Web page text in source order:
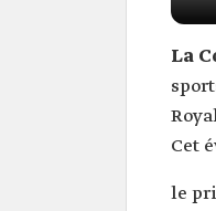
La
Cet
le